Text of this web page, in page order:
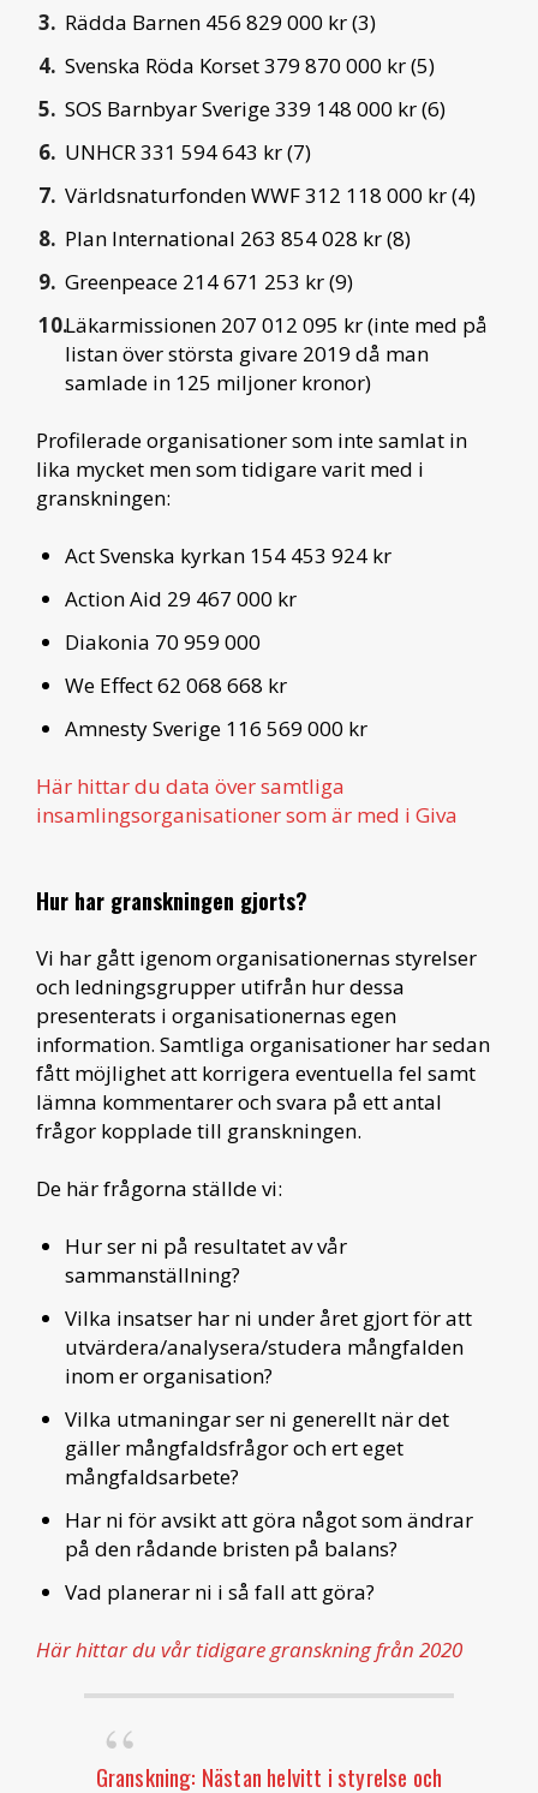
Rädda Barnen 456 829 000 kr (3)
Svenska Röda Korset 379 870 000 kr (5)
SOS Barnbyar Sverige 339 148 000 kr (6)
UNHCR 331 594 643 kr (7)
Världsnaturfonden WWF 312 118 000 kr (4)
Plan International 263 854 028 kr (8)
Greenpeace 214 671 253 kr (9)
Läkarmissionen 207 012 095 kr (inte med på
listan över största givare 2019 då man
samlade in 125 miljoner kronor)
Profilerade organisationer som inte samlat in
lika mycket men som tidigare varit med i
granskningen:
Act Svenska kyrkan 154 453 924 kr
Action Aid 29 467 000 kr
Diakonia 70 959 000
We Effect 62 068 668 kr
Amnesty Sverige 116 569 000 kr
Här hittar du data över samtliga
insamlingsorganisationer som är med i Giva
Hur har granskningen gjorts?
Vi har gått igenom organisationernas styrelser
och ledningsgrupper utifrån hur dessa
presenterats i organisationernas egen
information. Samtliga organisationer har sedan
fått möjlighet att korrigera eventuella fel samt
lämna kommentarer och svara på ett antal
frågor kopplade till granskningen.
De här frågorna ställde vi:
Hur ser ni på resultatet av vår
sammanställning?
Vilka insatser har ni under året gjort för att
utvärdera/analysera/studera mångfalden
inom er organisation?
Vilka utmaningar ser ni generellt när det
gäller mångfaldsfrågor och ert eget
mångfaldsarbete?
Har ni för avsikt att göra något som ändrar
på den rådande bristen på balans?
Vad planerar ni i så fall att göra?
Här hittar du vår tidigare granskning från 2020
Granskning: Nästan helvitt i styrelse och